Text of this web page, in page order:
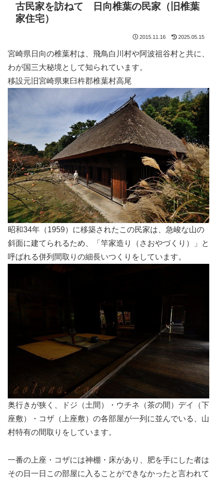
古民家を訪ねて 日向椎葉の民家（旧椎葉
家住宅）
2015.11.16 2025.05.15
宮崎県日向の椎葉村は、飛鳥白川村や阿波祖谷村と共に、
わが国三大秘境として知られています。
移設元旧宮崎県東臼杵郡椎葉村高尾
昭和34年（1959）に移築されたこの民家は、急峻な山の
斜面に建てられるため、「竿家造り（さおやづくり）」と
呼ばれる併列間取りの細長いつくりをしています。
奥行きが狭く、ドジ（土間）・ウチネ（茶の間）デイ（下
座敷）・コザ（上座敷）の各部屋が一列に並んでいる、山
村特有の間取りをしています。
一番の上座・コザには神棚・床があり、肥を手にした者は
その日一日この部屋に入ることができなかったと言われて